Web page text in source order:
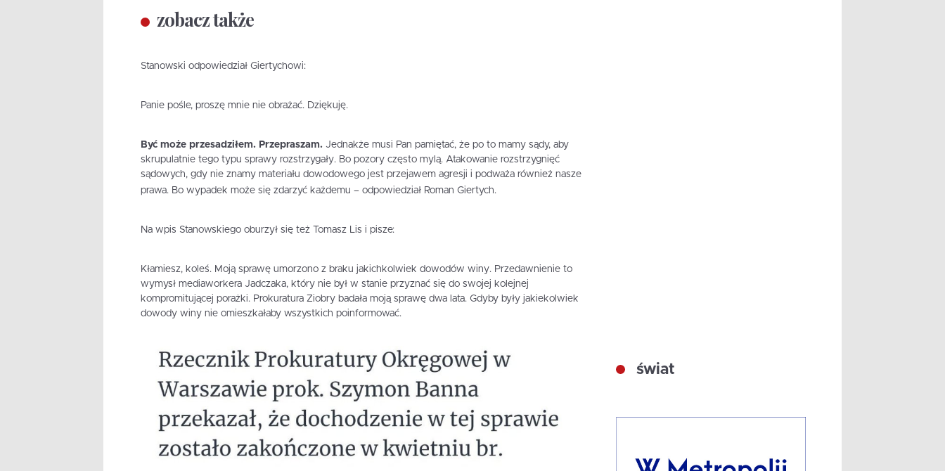
zobacz także
Stanowski odpowiedział Giertychowi:
Panie pośle, proszę mnie nie obrażać. Dziękuję.
Być może przesadziłem. Przepraszam. Jednakże musi Pan pamiętać, że po to mamy sądy, aby
skrupulatnie tego typu sprawy rozstrzygały. Bo pozory często mylą. Atakowanie rozstrzygnięć
sądowych, gdy nie znamy materiału dowodowego jest przejawem agresji i podważa również nasze
prawa. Bo wypadek może się zdarzyć każdemu – odpowiedział Roman Giertych.
Na wpis Stanowskiego oburzył się też Tomasz Lis i pisze:
Kłamiesz, koleś. Moją sprawę umorzono z braku jakichkolwiek dowodów winy. Przedawnienie to
wymysł mediaworkera Jadczaka, który nie był w stanie przyznać się do swojej kolejnej
kompromitującej porażki. Prokuratura Ziobry badała moją sprawę dwa lata. Gdyby były jakiekolwiek
dowody winy nie omieszkałaby wszystkich poinformować.
świat